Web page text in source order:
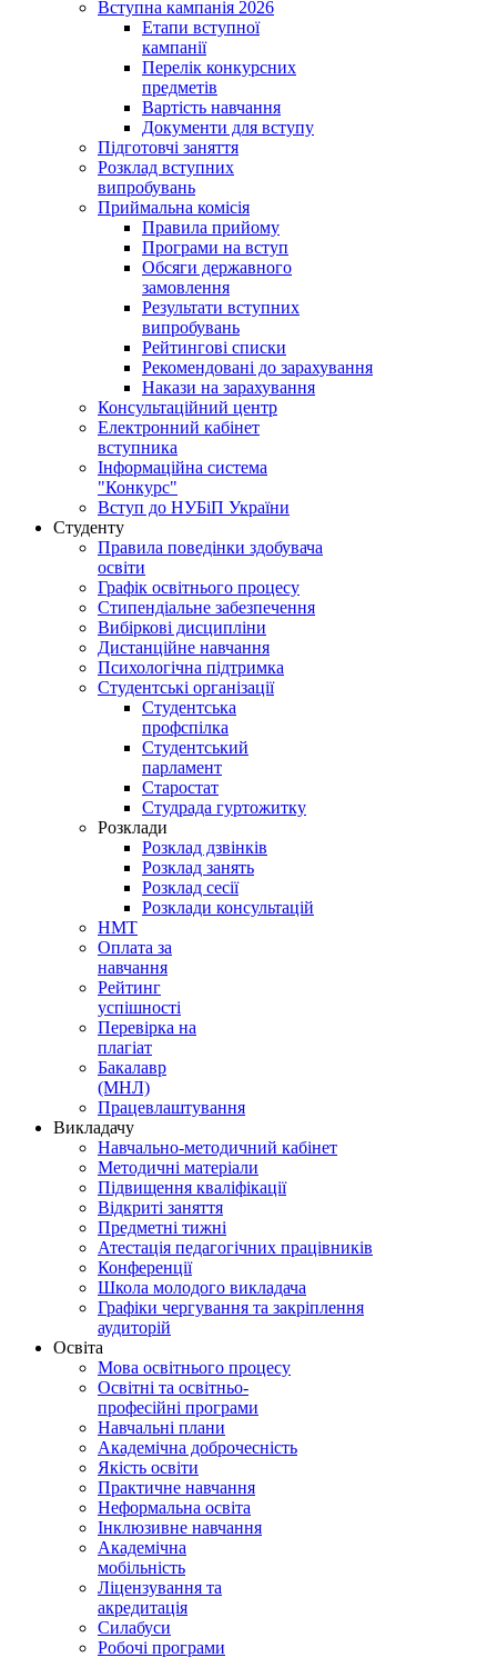
Вступна кампанія 2026
Етапи вступної
кампанії
Перелік конкурсних
предметів
Вартість навчання
Документи для вступу
Підготовчі заняття
Розклад вступних
випробувань
Приймальна комісія
Правила прийому
Програми на вступ
Обсяги державного
замовлення
Результати вступних
випробувань
Рейтингові списки
Рекомендовані до зарахування
Накази на зарахування
Консультаційний центр
Електронний кабінет
вступника
Інформаційна система
"Конкурс"
Вступ до НУБіП України
Студенту
Правила поведінки здобувача
освіти
Графік освітнього процесу
Стипендіальне забезпечення
Вибіркові дисципліни
Дистанційне навчання
Психологічна підтримка
Студентські організації
Студентська
профспілка
Студентський
парламент
Старостат
Студрада гуртожитку
Розклади
Розклад дзвінків
Розклад занять
Розклад сесії
Розклади консультацій
НМТ
Оплата за
навчання
Рейтинг
успішності
Перевірка на
плагіат
Бакалавр
(МНЛ)
Працевлаштування
Викладачу
Навчально-методичний кабінет
Методичні матеріали
Підвищення кваліфікації
Відкриті заняття
Предметні тижні
Атестація педагогічних працівників
Конференції
Школа молодого викладача
Графіки чергування та закріплення
аудиторій
Освіта
Мова освітнього процесу
Освітні та освітньо-
професійні програми
Навчальні плани
Академічна доброчесність
Якість освіти
Практичне навчання
Неформальна освіта
Інклюзивне навчання
Академічна
мобільність
Ліцензування та
акредитація
Силабуси
Робочі програми